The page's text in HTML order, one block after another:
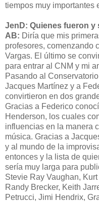
tiempos muy importantes
JenD: Quienes fueron
AB: Diría que mis
profesores, comenzando
Vargas. El último se
para entrar al CNM y mi
Pasando al
Jacques Martínez y a
convirtieron en dos
Gracias a Federico
Henderson, los cuales
influencias en la manera
música. Gracias a
y al mundo de la
entonces y la lista de
sería muy larga para
Stevie Ray Vaughan,
Randy Brecker, Keith
Petrucci, Jimi Hendrix,